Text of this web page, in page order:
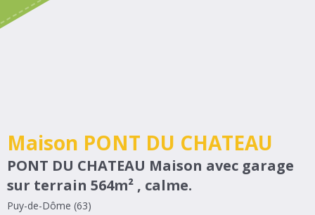
Maison PONT DU CHATEAU
PONT DU CHATEAU Maison avec garage
sur terrain 564m² , calme.
Puy-de-Dôme (63)